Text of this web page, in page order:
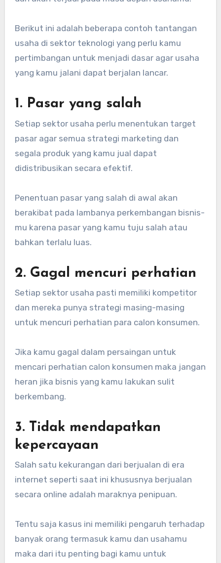
Berikut ini adalah beberapa contoh tantangan
usaha di sektor teknologi yang perlu kamu
pertimbangan untuk menjadi dasar agar usaha
yang kamu jalani dapat berjalan lancar.
1. Pasar yang salah
Setiap sektor usaha perlu menentukan target
pasar agar semua strategi marketing dan
segala produk yang kamu jual dapat
didistribusikan secara efektif.
Penentuan pasar yang salah di awal akan
berakibat pada lambanya perkembangan bisnis-
mu karena pasar yang kamu tuju salah atau
bahkan terlalu luas.
2. Gagal mencuri perhatian
Setiap sektor usaha pasti memiliki kompetitor
dan mereka punya strategi masing-masing
untuk mencuri perhatian para calon konsumen.
Jika kamu gagal dalam persaingan untuk
mencari perhatian calon konsumen maka jangan
heran jika bisnis yang kamu lakukan sulit
berkembang.
3. Tidak mendapatkan
kepercayaan
Salah satu kekurangan dari berjualan di era
internet seperti saat ini khususnya berjualan
secara online adalah maraknya penipuan.
Tentu saja kasus ini memiliki pengaruh terhadap
banyak orang termasuk kamu dan usahamu
maka dari itu penting bagi kamu untuk